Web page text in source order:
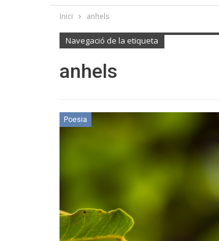
Inici anhels
Navegació de la etiqueta
anhels
Poesia